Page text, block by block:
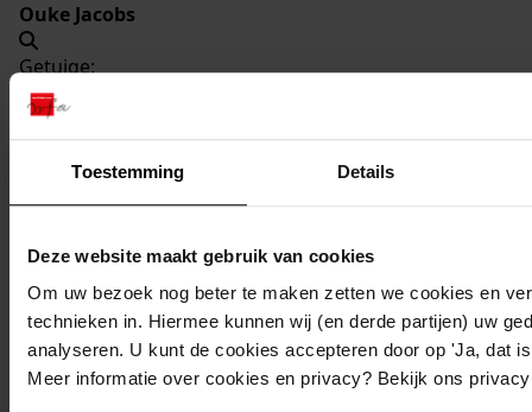
Toestemming Details
Deze website maakt gebruik van cookies
Om uw bezoek nog beter te maken zetten we cookies en
technieken in. Hiermee kunnen wij (en derde partijen) uw
analyseren. U kunt de cookies accepteren door op 'Ja, dat
Meer informatie over cookies en privacy? Bekijk ons
Ouke Jacobs
Getuige:
Trijntje Obbes
Kerkelijke gezindte:
Toegangsnummer:
1702-09 Doop-, trouw- en begraafboeken Enkhuizen,
1581-1910
Inventarisnummer :
13